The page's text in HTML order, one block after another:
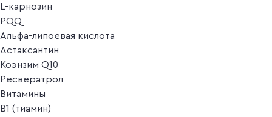
L-карнозин
PQQ
Альфа-липоевая кислота
Астаксантин
Коэнзим Q10
Ресвератрол
Витамины
B1 (тиамин)